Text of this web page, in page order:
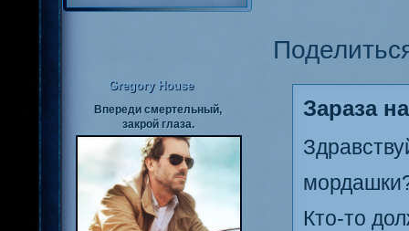
Gregory House
Впереди смертельный,
закрой глаза.
Зараза
Кто-то